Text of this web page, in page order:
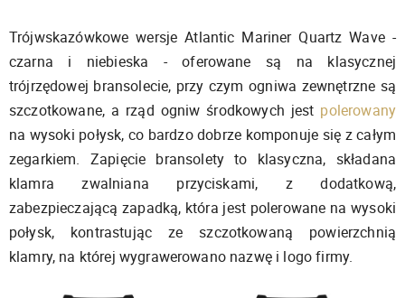
Trójwskazówkowe wersje Atlantic Mariner Quartz Wave -
czarna i niebieska - oferowane są na klasycznej
trójrzędowej bransolecie, przy czym ogniwa zewnętrzne są
szczotkowane, a rząd ogniw środkowych jest polerowany
na wysoki połysk, co bardzo dobrze komponuje się z całym
zegarkiem. Zapięcie bransolety to klasyczna, składana
klamra zwalniana przyciskami, z dodatkową,
zabezpieczającą zapadką, która jest polerowane na wysoki
połysk, kontrastując ze szczotkowaną powierzchnią
klamry, na której wygrawerowano nazwę i logo firmy.